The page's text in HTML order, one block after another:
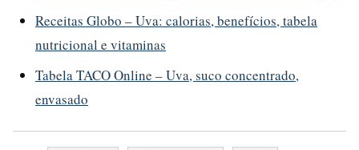
Receitas Globo – Uva: calorias, benefícios, tabela
nutricional e vitaminas
Tabela TACO Online – Uva, suco concentrado,
envasado